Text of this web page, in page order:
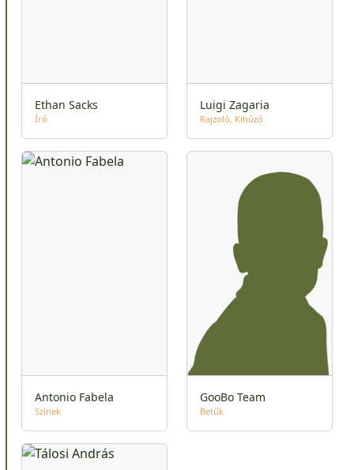
Ethan Sacks
Író
Luigi Zagaria
Rajzoló Kihúzó
Antonio Fabela
Színek
GooBo Team
Betűk